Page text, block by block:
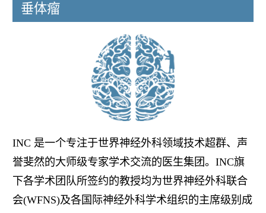
垂体瘤
INC 是一个专注于世界神经外科领域技术超群、声
誉斐然的大师级专家学术交流的医生集团。INC旗
下各学术团队所签约的教授均为世界神经外科联合
会(WFNS)及各国际神经外科学术组织的主席级别成